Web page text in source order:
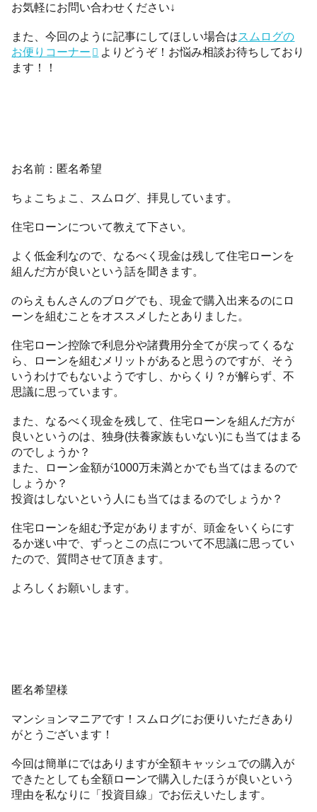
お気軽にお問い合わせください↓
また、今回のように記事にしてほしい場合はスムログの
お便りコーナー
よりどうぞ！お悩み相談お待ちしており
ます！！
お名前：匿名希望
ちょこちょこ、スムログ、拝見しています。
住宅ローンについて教えて下さい。
よく低金利なので、なるべく現金は残して住宅ローンを
組んだ方が良いという話を聞きます。
のらえもんさんのブログでも、現金で購入出来るのにロ
ーンを組むことをオススメしたとありました。
住宅ローン控除で利息分や諸費用分全てが戻ってくるな
ら、ローンを組むメリットがあると思うのですが、そう
いうわけでもないようですし、からくり？が解らず、不
思議に思っています。
また、なるべく現金を残して、住宅ローンを組んだ方が
良いというのは、独身(扶養家族もいない)にも当てはまる
のでしょうか？
また、ローン金額が1000万未満とかでも当てはまるので
しょうか？
投資はしないという人にも当てはまるのでしょうか？
住宅ローンを組む予定がありますが、頭金をいくらにす
るか迷い中で、ずっとこの点について不思議に思ってい
たので、質問させて頂きます。
よろしくお願いします。
匿名希望様
マンションマニアです！スムログにお便りいただきあり
がとうございます！
今回は簡単にではありますが全額キャッシュでの購入が
できたとしても全額ローンで購入したほうが良いという
理由を私なりに「投資目線」でお伝えいたします。